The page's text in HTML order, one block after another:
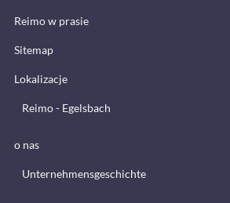
Reimo w prasie
Sitemap
Lokalizacje
Reimo - Egelsbach
o nas
Unternehmensgeschichte